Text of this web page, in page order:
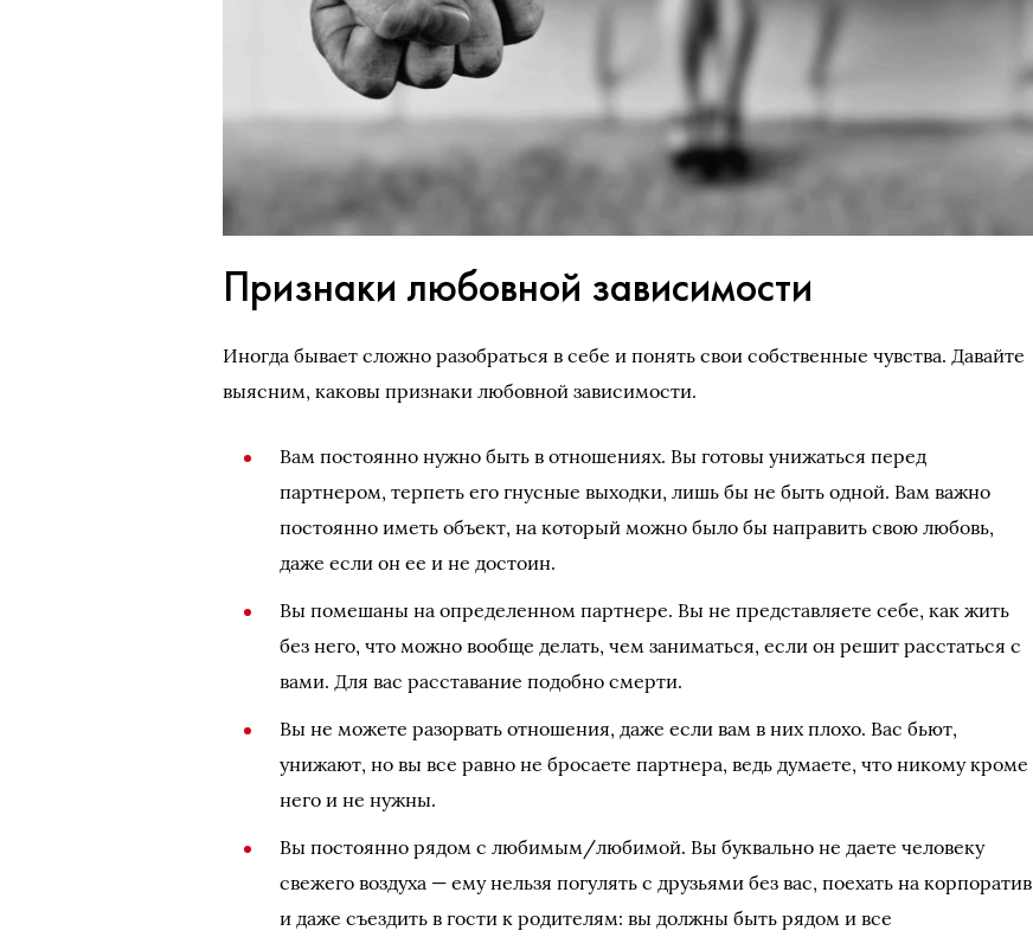
Признаки любовной зависимости
Иногда бывает сложно разобраться в себе и понять свои собственные чувства. Давайте
выясним, каковы признаки любовной зависимости.
Вам постоянно нужно быть в отношениях. Вы готовы унижаться перед
партнером, терпеть его гнусные выходки, лишь бы не быть одной. Вам важно
постоянно иметь объект, на который можно было бы направить свою любовь,
даже если он ее и не достоин.
Вы помешаны на определенном партнере. Вы не представляете себе, как жить
без него, что можно вообще делать, чем заниматься, если он решит расстаться с
вами. Для вас расставание подобно смерти.
Вы не можете разорвать отношения, даже если вам в них плохо. Вас бьют,
унижают, но вы все равно не бросаете партнера, ведь думаете, что никому кроме
него и не нужны.
Вы постоянно рядом с любимым/любимой. Вы буквально не даете человеку
свежего воздуха — ему нельзя погулять с друзьями без вас, поехать на корпоратив
и даже съездить в гости к родителям: вы должны быть рядом и все